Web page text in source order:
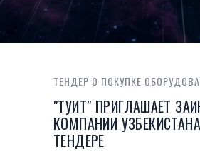
ТЕНДЕР О ПОКУПКЕ
"ТУИТ" ПРИГЛАШАЕТ
КОМПАНИИ
ТЕНДЕРЕ